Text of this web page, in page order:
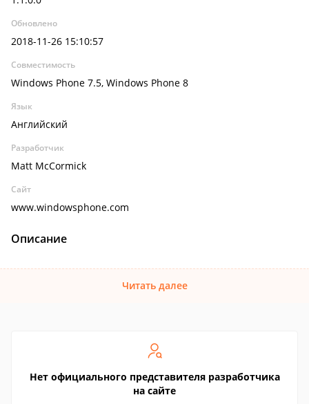
Обновлено
2018-11-26 15:10:57
Совместимость
Windows Phone 7.5, Windows Phone 8
Язык
Английский
Разработчик
Matt McCormick
Сайт
www.windowsphone.com
Описание
Читать далее
Нет официального представителя разработчика
на сайте